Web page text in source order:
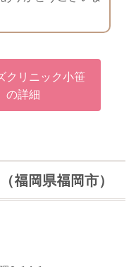
クリニック小笹
の詳細
福岡県福岡市）